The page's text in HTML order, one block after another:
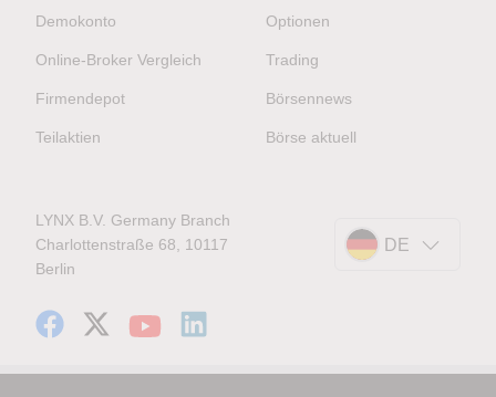
Demokonto
Online-Broker Vergleich
Firmendepot
Teilaktien
Optionen
Trading
Börsennews
Börse aktuell
LYNX B.V. Germany Branch
Charlottenstraße 68, 10117
Berlin
DE